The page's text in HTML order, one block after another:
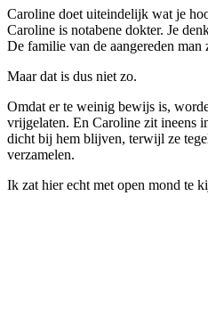
Caroline doet uiteindelijk wat je
Caroline is notabene dokter. Je
De familie van de aangereden man
Maar dat is dus niet zo.
Omdat er te weinig bewijs is,
vrijgelaten. En Caroline zit ineens
dicht bij hem blijven, terwijl ze
verzamelen.
Ik zat hier echt met open mond te